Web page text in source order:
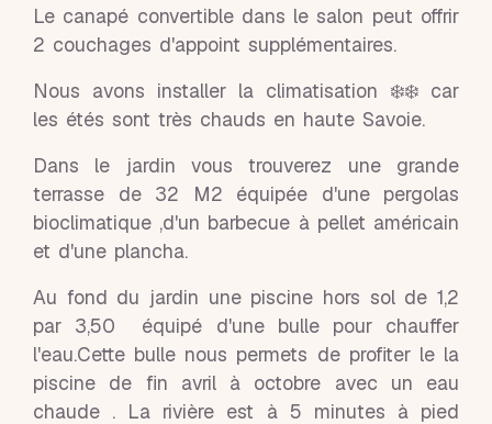
Le canapé convertible dans le salon peut offrir
2 couchages d'appoint supplémentaires.
Nous avons installer la climatisation ❄️❄️ car
les étés sont très chauds en haute Savoie.
Dans le jardin vous trouverez une grande
terrasse de 32 M2 équipée d'une pergolas
bioclimatique ,d'un barbecue à pellet américain
et d'une plancha.
Au fond du jardin une piscine hors sol de 1,2
par 3,50 équipé d'une bulle pour chauffer
l'eau.Cette bulle nous permets de profiter le la
piscine de fin avril à octobre avec un eau
chaude . La rivière est à 5 minutes à pied